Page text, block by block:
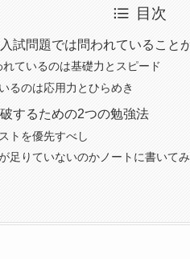
目次
試問題では問われていること
ているのは基礎力とスピード
るのは応用力とひらめき
するための2つの勉強法
トを優先すべし
足りていないのかノートに書いて